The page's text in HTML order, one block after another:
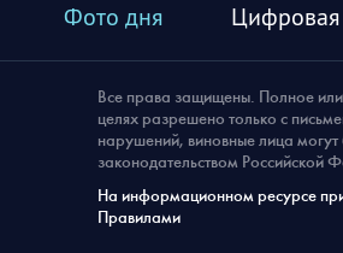
Фото дня Цифровая
Все права защищены. Полное
целях разрешено только с
нарушений, виновные лица могут
законодательством Российской
На информационном ресурсе
Правилами